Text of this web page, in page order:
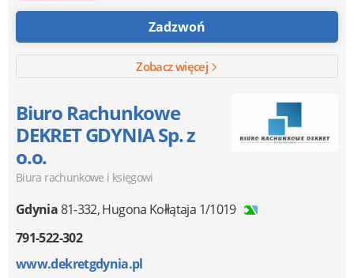
Zadzwoń
Zobacz więcej
Biuro Rachunkowe
DEKRET GDYNIA Sp. z
o.o.
Biura rachunkowe i księgowi
Gdynia81-332,Hugona Kołłątaja 1/1019
791-522-302
www.dekretgdynia.pl